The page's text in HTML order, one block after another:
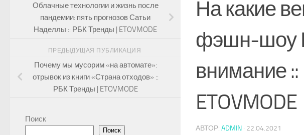
На какие
фэшн-шоу
внимание
ETOVMODE
АВТОР: ADMIN · 22.04.2021
Облачные технологии и жизнь после
пандемии: пять прогнозов Сатьи
Наделлы :: РБК Тренды | ETOVMODE
ПРЕДЫДУЩАЯ ПУБЛИКАЦИЯ
Почему мы мусорим «на автомате»:
отрывок из книги «Страна отходов» ::
РБК Тренды | ETOVMODE
Поиск
Поиск